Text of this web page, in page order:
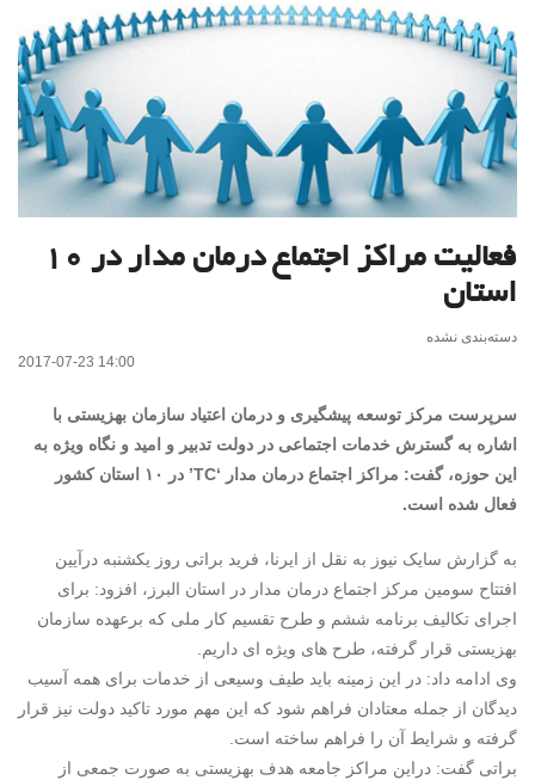
فعالیت مراکز اجتماع درمان مدار در ۱۰
استان
دسته‌بندی نشده
2017-07-23 14:00
سرپرست مرکز توسعه پیشگیری و درمان اعتیاد سازمان بهزیستی با
اشاره به گسترش خدمات اجتماعی در دولت تدبیر و امید و نگاه ویژه به
این حوزه، گفت: مراکز اجتماع درمان مدار ‘TC’ در ۱۰ استان کشور
فعال شده است.
به گزارش سایک نیوز به نقل از ایرنا، فرید براتی روز یکشنبه درآیین
افتتاح سومین مرکز اجتماع درمان مدار در استان البرز، افزود: برای
اجرای تکالیف برنامه ششم و طرح تقسیم کار ملی که برعهده سازمان
بهزیستی قرار گرفته، طرح های ویژه ای داریم.
وی ادامه داد: در این زمینه باید طیف وسیعی از خدمات برای همه آسیب
دیدگان از جمله معتادان فراهم شود که این مهم مورد تاکید دولت نیز قرار
گرفته و شرایط آن را فراهم ساخته است.
براتی گفت: دراین مراکز جامعه هدف بهزیستی به صورت جمعی از